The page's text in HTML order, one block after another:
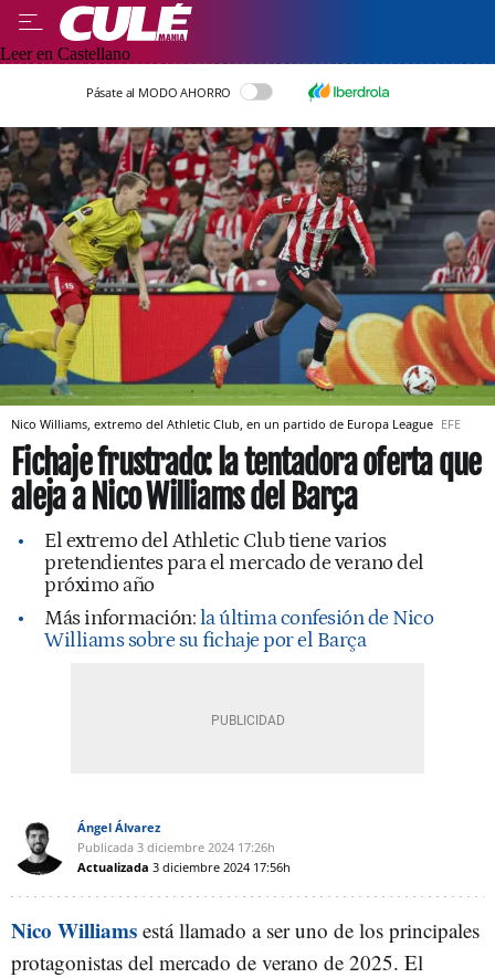
Leer en Castellano
Pásate al MODO AHORRO
Nico Williams, extremo del Athletic Club, en un partido de Europa League EFE
Fichaje frustrado: la tentadora oferta que
aleja a Nico Williams del Barça
El extremo del Athletic Club tiene varios
pretendientes para el mercado de verano del
próximo año
Más información: la última confesión de Nico
Williams sobre su fichaje por el Barça
Ángel Álvarez
Publicada 3 diciembre 2024 17:26h
Actualizada 3 diciembre 2024 17:56h
Nico Williams está llamado a ser uno de los principales
protagonistas del mercado de verano de 2025. El